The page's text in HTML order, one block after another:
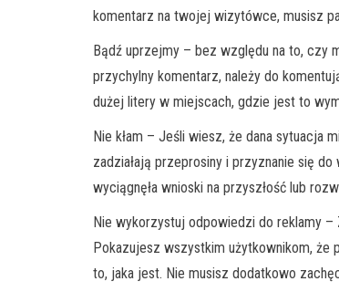
komentarz na twojej wizytówce, musisz
Bądź uprzejmy – bez względu na to, czy
przychylny komentarz, należy do
dużej litery w miejscach, gdzie jest to
Nie kłam – Jeśli wiesz, że dana sytuacja
zadziałają przeprosiny i przyznanie się
wyciągnęła wnioski na przyszłość lub
Nie wykorzystuj odpowiedzi do reklamy –
Pokazujesz wszystkim użytkownikom, że
to, jaka jest. Nie musisz dodatkowo